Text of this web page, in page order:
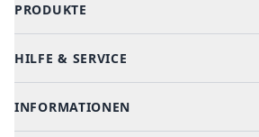
PRODUKTE
Alle Kategorien
HILFE & SERVICE
Hilfe & FAQ
INFORMATIONEN